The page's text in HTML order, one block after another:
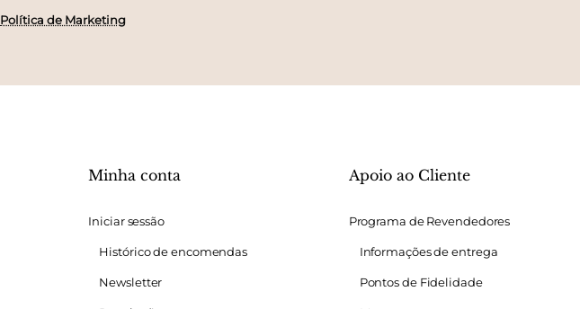
Política de Marketing
Minha conta
Iniciar sessão
Histórico de encomendas
Newsletter
Apoio ao Cliente
Programa de Revendedores
Informações de entrega
Pontos de Fidelidade